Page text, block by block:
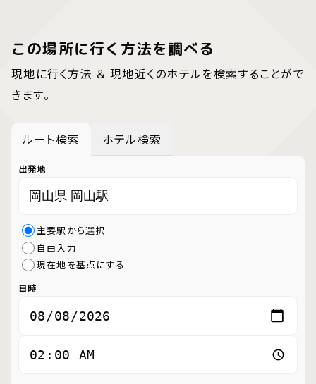
この場所に行く方法を調べる
現地に行く方法 ＆ 現地近くのホテルを検索することがで
きます。
ルート検索 ホテル検索
出発地
主要駅から選択
自由入力
現在地を基点にする
日時